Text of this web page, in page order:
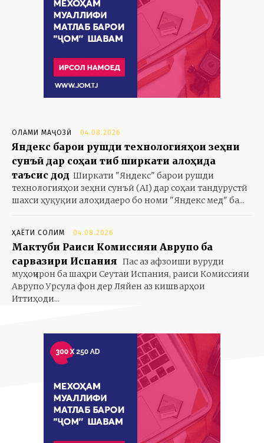
ОЛАМИ МАҶОЗӢ 04.08.2026
Яндекс барои рушди технологияҳои зеҳни
сунъӣ дар соҳаи тиб ширкати алоҳида
таъсис дод Ширкати "Яндекс" барои рушди
технологияҳои зеҳни сунъӣ (AI) дар соҳаи тандурустӣ
шахси ҳуқуқии алоҳидаеро бо номи "Яндекс мед" ба...
ҲАЁТИ СОЛИМ 04.08.2026
Мактуби Раиси Комиссияи Аврупо ба
сарвазири Испания Пас аз афзоиши вуруди
муҳоҷирон ба шаҳри Сеутаи Испания, раиси Комиссияи
Аврупо Урсула фон дер Ляйен аз кишварҳои
Иттиҳоди...